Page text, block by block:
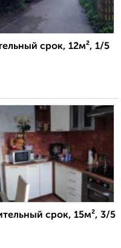
срок, 12м², 1/5
срок, 15м², 3/5